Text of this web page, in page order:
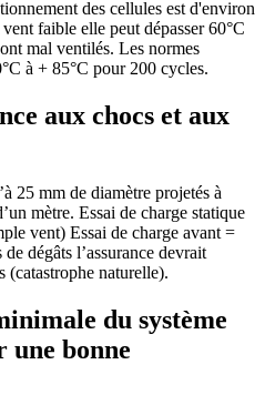
des cellules est d'environ
faible elle peut dépasser 60°C
mal ventilés. Les normes
à + 85°C pour 200 cycles.
aux chocs et aux
25 mm de diamètre projetés à
mètre. Essai de charge statique
vent) Essai de charge avant =
dégâts l’assurance devrait
(catastrophe naturelle).
du système
une bonne